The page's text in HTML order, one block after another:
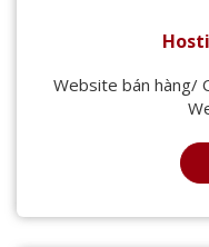
Website bán hàng/